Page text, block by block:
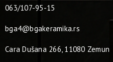
063/107-95-15
bga4@bgakeramika.rs
Cara Dušana 266, 11080 Zemun